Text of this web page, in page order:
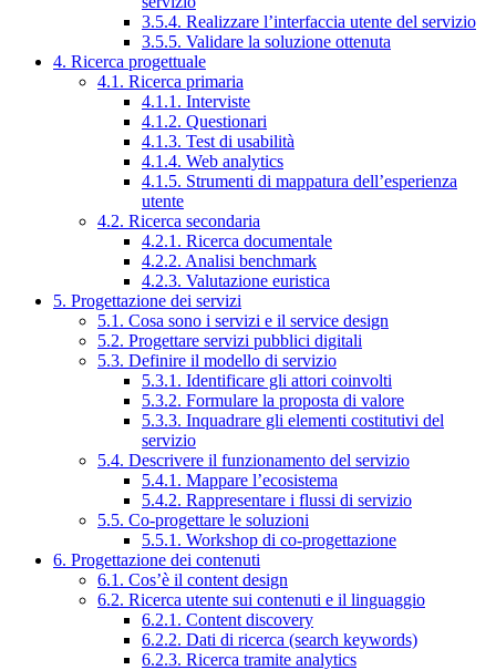
3.5.4. Realizzare l’interfaccia utente del servizio
3.5.5. Validare la soluzione ottenuta
4. Ricerca progettuale
4.1. Ricerca primaria
4.1.1. Interviste
4.1.2. Questionari
4.1.3. Test di usabilità
4.1.4. Web analytics
4.1.5. Strumenti di mappatura dell’esperienza
utente
4.2. Ricerca secondaria
4.2.1. Ricerca documentale
4.2.2. Analisi benchmark
4.2.3. Valutazione euristica
5. Progettazione dei servizi
5.1. Cosa sono i servizi e il service design
5.2. Progettare servizi pubblici digitali
5.3. Definire il modello di servizio
5.3.1. Identificare gli attori coinvolti
5.3.2. Formulare la proposta di valore
5.3.3. Inquadrare gli elementi costitutivi del
servizio
5.4. Descrivere il funzionamento del servizio
5.4.1. Mappare l’ecosistema
5.4.2. Rappresentare i flussi di servizio
5.5. Co-progettare le soluzioni
5.5.1. Workshop di co-progettazione
6. Progettazione dei contenuti
6.1. Cos’è il content design
6.2. Ricerca utente sui contenuti e il linguaggio
6.2.1. Content discovery
6.2.2. Dati di ricerca (search keywords)
6.2.3. Ricerca tramite analytics